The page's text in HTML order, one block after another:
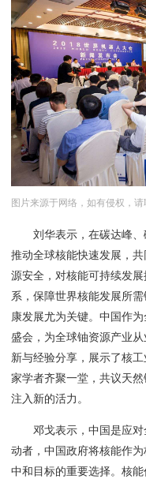
图片来源于网络，如有侵权，请
刘华表示，在碳达峰、
推动全球核能快速发展，
源安全，对核能可持续发
系，保障世界核能发展所
康发展尤为关键。中国作
盛会，为全球铀资源产业
新与经验分享，展示了核
家学者齐聚一堂，共议天
注入新的活力。
邓戈表示，中国是应对
动者，中国政府将核能作
中和目标的重要选择。核